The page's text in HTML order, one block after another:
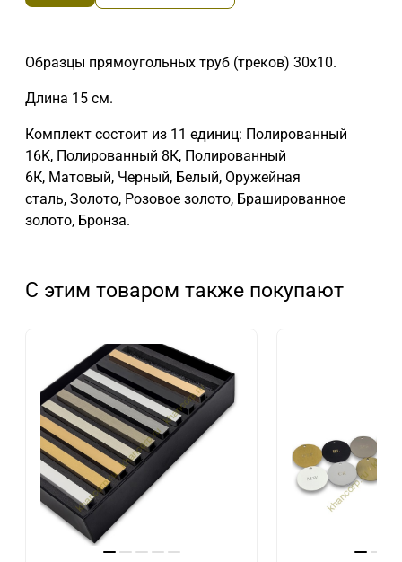
Образцы прямоугольных труб (треков) 30х10.
Длина 15 см.
Комплект состоит из 11 единиц: Полированный
16K, Полированный 8К, Полированный
6К, Матовый, Черный, Белый, Оружейная
сталь, Золото, Розовое золото, Брашированное
золото, Бронза.
С этим товаром также покупают